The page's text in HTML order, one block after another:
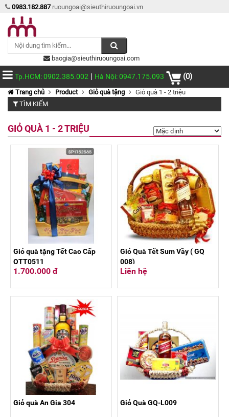
0983.182.887 ruoungoai@sieuthiruoungoai.vn
baogia@sieuthiruoungoai.com
Tp.HCM: 0902.385.002 | Hà Nội: 0947.175.093 (0)
Trang chủ Product Giỏ quà tặng
Giỏ quà 1 - 2 triệu
TÌM KIẾM
GIỎ QUÀ 1 - 2 TRIỆU
Giỏ quà tặng Tết Cao Cấp
QTT0511
1.700.000 đ
Giỏ Quà Tết Sum Vầy ( GQ
008)
Liên hệ
Giỏ quà An Gia 304 Giỏ Quà GQ-L009